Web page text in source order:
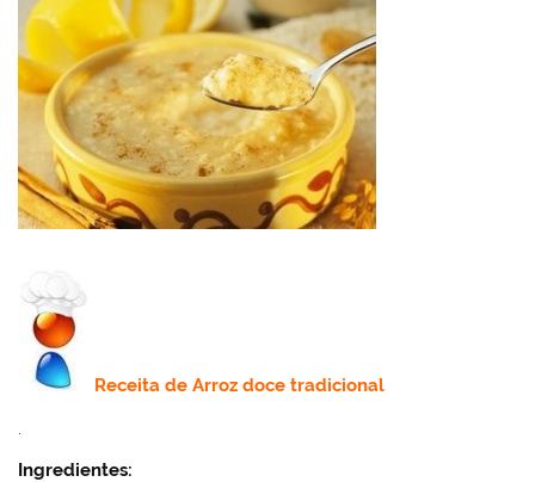
Receita deArroz doce tradicional
Ingredientes: